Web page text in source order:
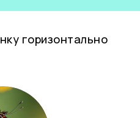
горизонтально